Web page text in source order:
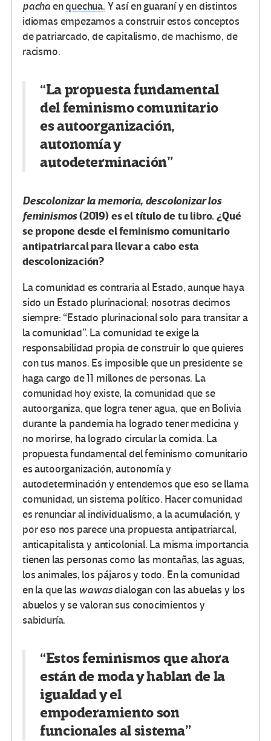
pachaenquechua. Y así en guaraní y en distintos
idiomas empezamos a construir estos conceptos
de patriarcado, de capitalismo, de machismo, de
racismo.
“La propuesta fundamental
del feminismo comunitario
es autoorganización,
autonomía y
autodeterminación”
Descolonizar la memoria, descolonizar los
feminismos(2019) es el título de tu libro. ¿Qué
se propone desde el feminismo comunitario
antipatriarcal para llevar a cabo esta
descolonización?
La comunidad es contraria al Estado, aunque haya
sido un Estado plurinacional; nosotras decimos
siempre: “Estado plurinacional solo para transitar a
la comunidad”. La comunidad te exige la
responsabilidad propia de construir lo que quieres
con tus manos. Es imposible que un presidente se
haga cargo de 11 millones de personas. La
comunidad hoy existe, la comunidad que se
autoorganiza, que logra tener agua, que en Bolivia
durante la pandemia ha logrado tener medicina y
no morirse, ha logrado circular la comida. La
propuesta fundamental del feminismo comunitario
es autoorganización, autonomía y
autodeterminación y entendemos que eso se llama
comunidad, un sistema político. Hacer comunidad
es renunciar al individualismo, a la acumulación, y
por eso nos parece una propuesta antipatriarcal,
anticapitalista y anticolonial. La misma importancia
tienen las personas como las montañas, las aguas,
los animales, los pájaros y todo. En la comunidad
en la que las wawasdialogan con las abuelas y los
abuelos y se valoran sus conocimientos y
sabiduría.
“Estos feminismos que ahora
están de moda y hablan de la
igualdad y el
empoderamiento son
funcionales al sistema”